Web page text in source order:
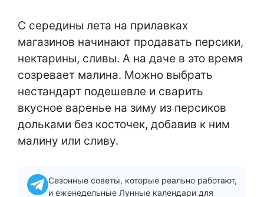
С середины лета на прилавках
магазинов начинают продавать персики,
нектарины, сливы. А на даче в это время
созревает малина. Можно выбрать
нестандарт подешевле и сварить
вкусное варенье на зиму из персиков
дольками без косточек, добавив к ним
малину или сливу.
Сезонные советы, которые реально работают,
и еженедельные Лунные календари для